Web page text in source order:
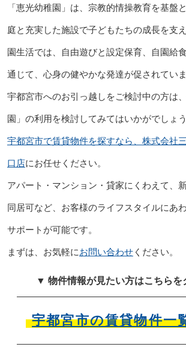
「恵光幼稚園」は、宗教的情操教育を基盤
庭と充実した施設で子どもたちの成長を支え
園生活では、自由遊びと設定保育、自園給
通じて、心身の健やかな発達が促されていま
宇都宮市へのお引っ越しをご検討中の方は
園」の利用を検討してみてはいかがでしょう
宇都宮市で賃貸物件を探すなら、株式会社
口店にお任せください。
アパート・マンション・貸家にくわえて、
同居可など、お客様のライフスタイルにあ
サポートが可能です。
まずは、お気軽にお問い合わせください。
▼ 物件情報が見たい方はこちら
宇都宮市の賃貸物件一